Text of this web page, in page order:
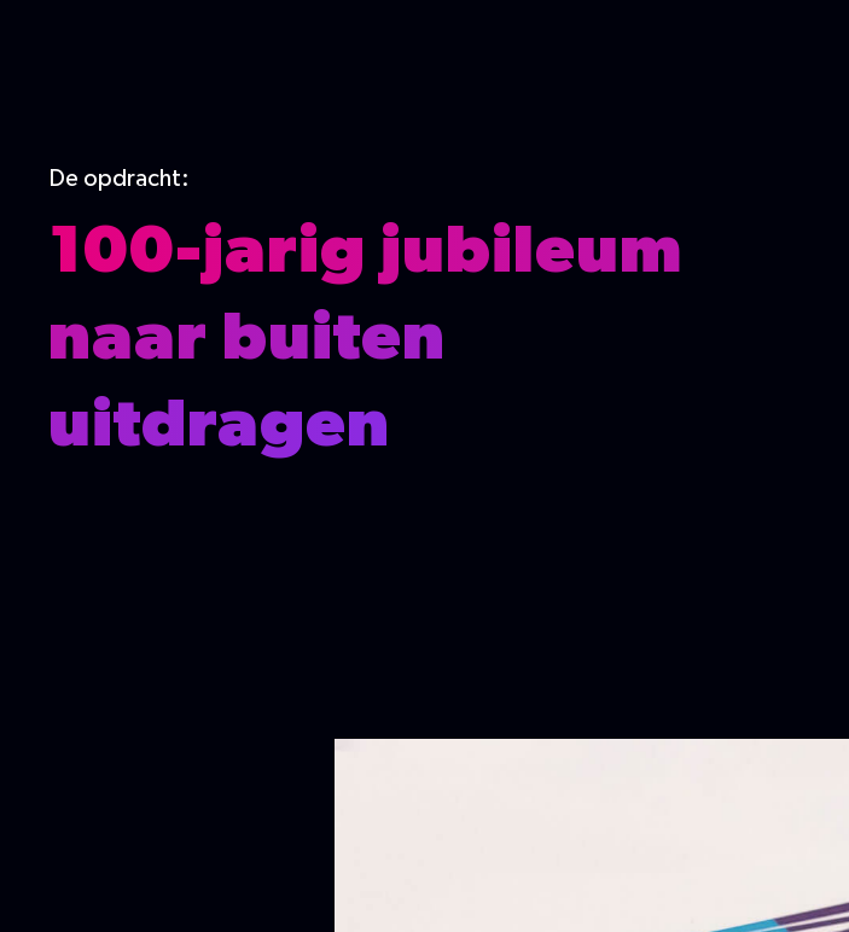
De opdracht:
100-jarig jubileum
naar buiten
uitdragen